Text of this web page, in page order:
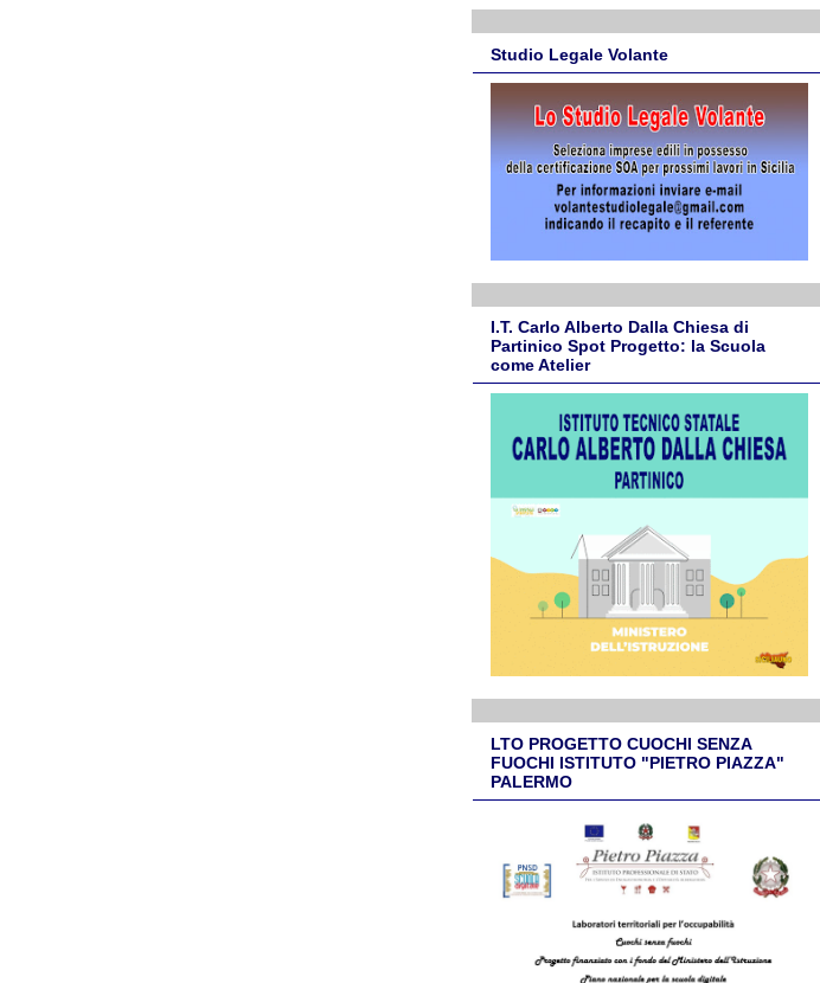
Studio Legale Volante
I.T. Carlo Alberto Dalla Chiesa di
Partinico Spot Progetto: la Scuola
come Atelier
LTO PROGETTO CUOCHI SENZA
FUOCHI ISTITUTO "PIETRO PIAZZA"
PALERMO